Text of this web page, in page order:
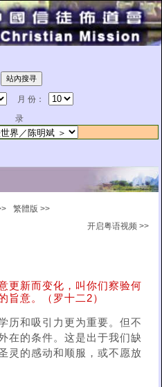
月 份：
录
繁體版 >>
开启粤语视频 >>
更新而变化，叫你们察验何
旨意。（罗十二2）
历和吸引力更为重要。但不
在的条件。这是出于我们缺
灵的感动和顺服，或不愿放